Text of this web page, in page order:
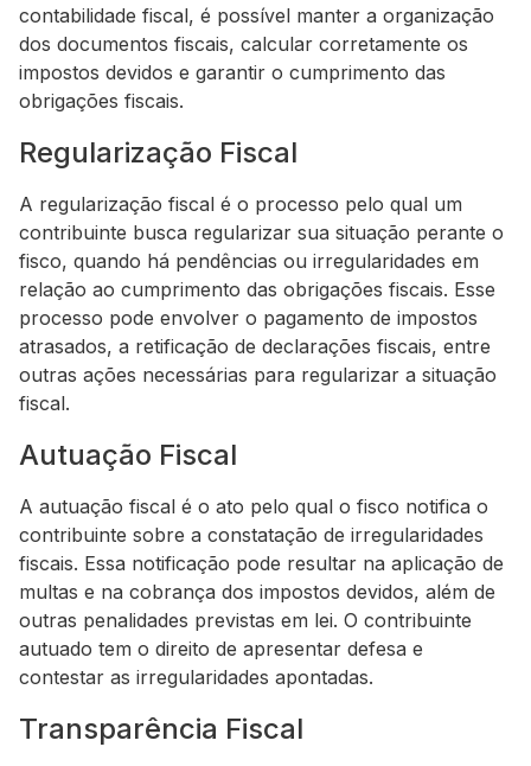
contabilidade fiscal, é possível manter a organização
dos documentos fiscais, calcular corretamente os
impostos devidos e garantir o cumprimento das
obrigações fiscais.
Regularização Fiscal
A regularização fiscal é o processo pelo qual um
contribuinte busca regularizar sua situação perante o
fisco, quando há pendências ou irregularidades em
relação ao cumprimento das obrigações fiscais. Esse
processo pode envolver o pagamento de impostos
atrasados, a retificação de declarações fiscais, entre
outras ações necessárias para regularizar a situação
fiscal.
Autuação Fiscal
A autuação fiscal é o ato pelo qual o fisco notifica o
contribuinte sobre a constatação de irregularidades
fiscais. Essa notificação pode resultar na aplicação de
multas e na cobrança dos impostos devidos, além de
outras penalidades previstas em lei. O contribuinte
autuado tem o direito de apresentar defesa e
contestar as irregularidades apontadas.
Transparência Fiscal